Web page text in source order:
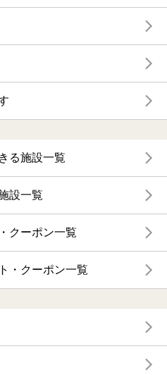
る施設一覧
設一覧
クーポン一覧
・クーポン一覧